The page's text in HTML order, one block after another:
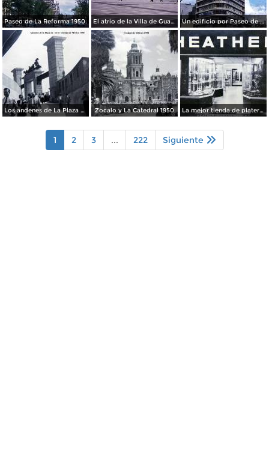
Paseo de La Reforma 1950. El atrio de la Villa de Guadalupe 1950. Un edificio por Paseo de La Reforma 1950
Los andenes de La Plaza de toros Ciudad de México 1950 Zocalo y La Catedral 1950 La mejor tienda de plateria.
1 2 3 ... 222 Siguiente